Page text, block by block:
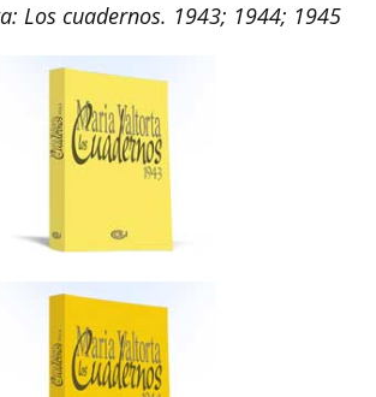
Los cuadernos. 1943; 1944; 1945